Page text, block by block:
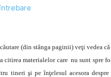
(din stânga paginii) veţi vedea
citirea materialelor care nu sunt spre
tineri şi pe înţelesul acesora